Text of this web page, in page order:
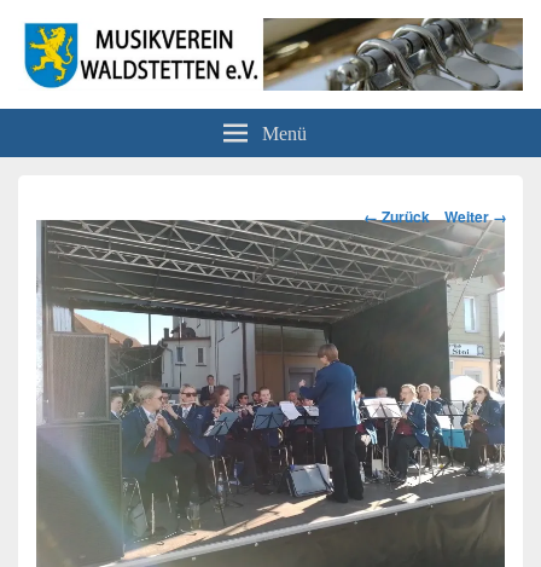
Musikverein Waldstetten e.V.
Menü
Bilder-
Navigation
← Zurück Weiter →